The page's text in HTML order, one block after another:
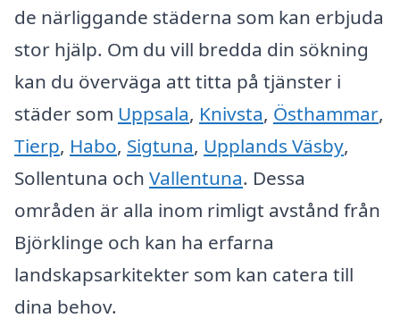
de närliggande städerna som kan erbjuda
stor hjälp. Om du vill bredda din sökning
kan du överväga att titta på tjänster i
städer som Uppsala, Knivsta, Östhammar,
Tierp, Habo, Sigtuna, Upplands Väsby,
Sollentuna och Vallentuna. Dessa
områden är alla inom rimligt avstånd från
Björklinge och kan ha erfarna
landskapsarkitekter som kan catera till
dina behov.